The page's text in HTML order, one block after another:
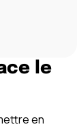
le
en